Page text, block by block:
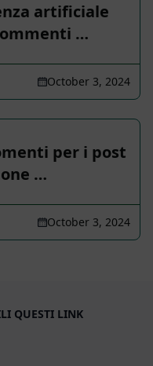
artificiale
…
October 3, 2024
per i post
…
October 3, 2024
QUESTI LINK